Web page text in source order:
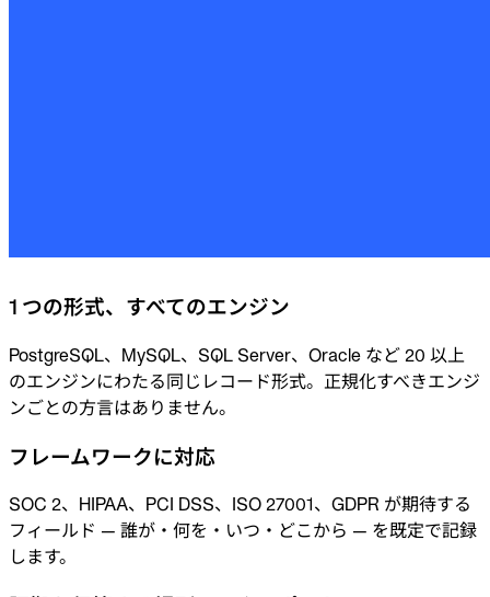
1 つの形式、すべてのエンジン
PostgreSQL、MySQL、SQL Server、Oracle など 20 以上
のエンジンにわたる同じレコード形式。正規化すべきエンジ
ンごとの方言はありません。
フレームワークに対応
SOC 2、HIPAA、PCI DSS、ISO 27001、GDPR が期待する
フィールド — 誰が・何を・いつ・どこから — を既定で記録
します。